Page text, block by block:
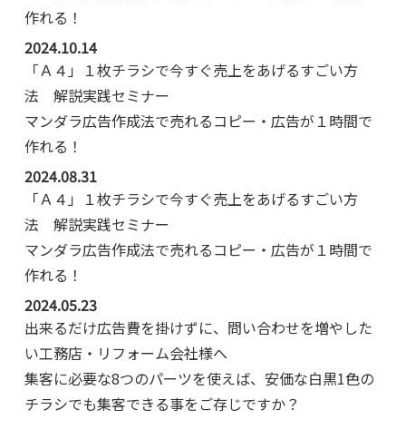
作れる！
2024.10.14
「Ａ４」１枚チラシで今すぐ売上をあげるすごい方
法 解説実践セミナー
マンダラ広告作成法で売れるコピー・広告が１時間で
作れる！
2024.08.31
「Ａ４」１枚チラシで今すぐ売上をあげるすごい方
法 解説実践セミナー
マンダラ広告作成法で売れるコピー・広告が１時間で
作れる！
2024.05.23
出来るだけ広告費を掛けずに、問い合わせを増やした
い工務店・リフォーム会社様へ
集客に必要な8つのパーツを使えば、安価な白黒1色の
チラシでも集客できる事をご存じですか？